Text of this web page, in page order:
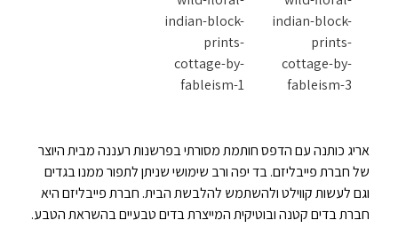
אריג כותנה עם הדפס חותמת מסורתי בפרשנות רעננה מבית היוצר
של חברת פייבליזם. בד יפה ורב שימושי שניתן לתפור ממנו בגדים
וגם לעשות קווילט ולהשתמש להלבשת הבית. חברת פייבליזם היא
חברת בדים קטנה ובוטיקית המייצרת בדים טבעיים בהשראת הטבע.